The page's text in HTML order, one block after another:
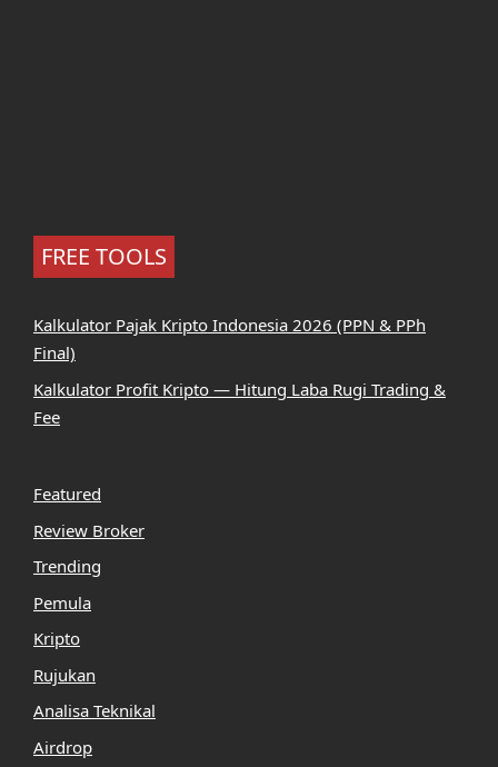
FREE TOOLS
Kalkulator Pajak Kripto Indonesia 2026 (PPN & PPh
Final)
Kalkulator Profit Kripto — Hitung Laba Rugi Trading &
Fee
Featured
Review Broker
Trending
Pemula
Kripto
Rujukan
Analisa Teknikal
Airdrop